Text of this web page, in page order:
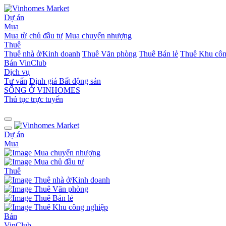
Dự án
Mua
Mua từ chủ đầu tư Mua chuyển nhượng
Thuê
Thuê nhà ở/Kinh doanh Thuê Văn phòng Thuê Bán lẻ Thuê Khu
Bán VinClub
Dịch vụ
Tư vấn Định giá Bất động sản
SỐNG Ở VINHOMES
Thủ tục trực tuyến
Dự án
Mua
Mua chuyển nhượng
Mua chủ đầu tư
Thuê
Thuê nhà ở/Kinh doanh
Thuê Văn phòng
Thuê Bán lẻ
Thuê Khu công nghiệp
Bán